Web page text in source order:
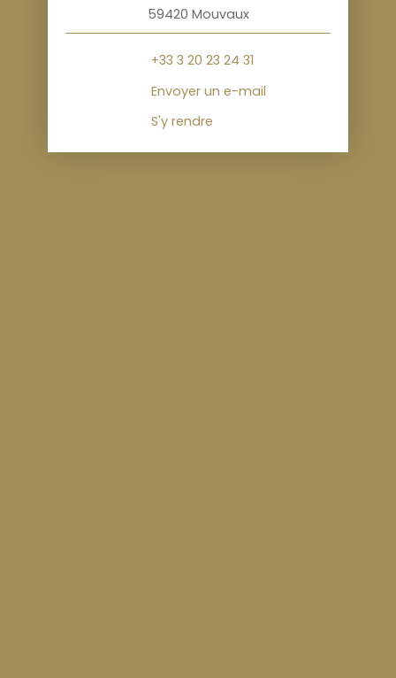
59420 Mouvaux
+33 3 20 23 24 31
Envoyer un e-mail
S'y rendre